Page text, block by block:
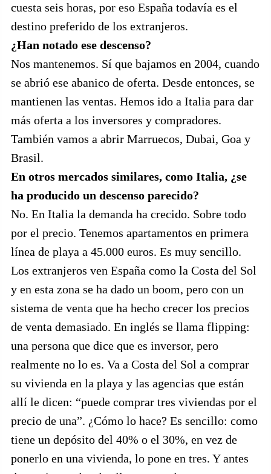
cuesta seis horas, por eso España todavía es el
destino preferido de los extranjeros.
¿Han notado ese descenso?
Nos mantenemos. Sí que bajamos en 2004, cuando
se abrió ese abanico de oferta. Desde entonces, se
mantienen las ventas. Hemos ido a Italia para dar
más oferta a los inversores y compradores.
También vamos a abrir Marruecos, Dubai, Goa y
Brasil.
En otros mercados similares, como Italia, ¿se
ha producido un descenso parecido?
No. En Italia la demanda ha crecido. Sobre todo
por el precio. Tenemos apartamentos en primera
línea de playa a 45.000 euros. Es muy sencillo.
Los extranjeros ven España como la Costa del Sol
y en esta zona se ha dado un boom, pero con un
sistema de venta que ha hecho crecer los precios
de venta demasiado. En inglés se llama flipping:
una persona que dice que es inversor, pero
realmente no lo es. Va a Costa del Sol a comprar
su vivienda en la playa y las agencias que están
allí le dicen: “puede comprar tres viviendas por el
precio de una”. ¿Cómo lo hace? Es sencillo: como
tiene un depósito del 40% o el 30%, en vez de
ponerlo en una vivienda, lo pone en tres. Y antes